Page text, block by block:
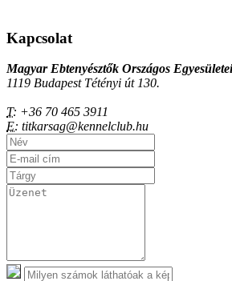
Kapcsolat
Magyar Ebtenyésztők Országos
1119 Budapest Tétényi út 130.
T: +36 70 465 3911
E: titkarsag@kennelclub.hu